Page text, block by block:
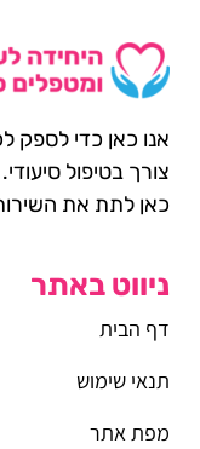
אנו כאן כדי לספק
צורך בטיפול
כאן לתת את
ניווט באתר
דף הבית
תנאי שימוש
מפת אתר